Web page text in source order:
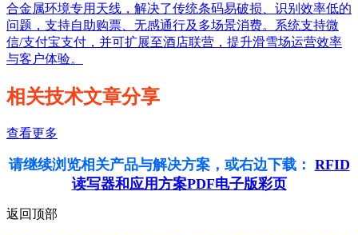
合金属环境专用天线，解决了传统条码易破损、识别效率低的
问题，支持自助购票、无感通行及多场景消费。系统支持微
信/支付宝支付，并可扩展至酒店联营，提升滑雪场运营效率
与客户体验。
相关技术文章分享
查看更多
请继续浏览相关产品与解决方案，或右边下载： RFID
读写器和应用方案PDF电子版彩页
返回顶部